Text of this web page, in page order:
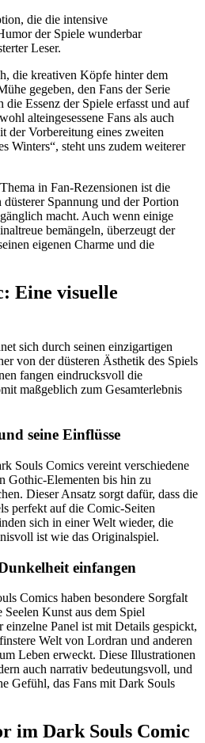
die die intensive
der Spiele wunderbar
Leser.
die kreativen Köpfe hinter dem
gegeben, den Fans der Serie
die Essenz der Spiele erfasst und auf
alteingesessene Fans als auch
der Vorbereitung eines zweiten
Winters“, steht uns zudem weiterer
in Fan-Rezensionen ist die
Spannung und der Portion
macht. Auch wenn einige
bemängeln, überzeugt der
eigenen Charme und die
Eine visuelle
sich durch seinen einzigartigen
von der düsteren Ästhetik des Spiels
fangen eindrucksvoll die
maßgeblich zum Gesamterlebnis
seine Einflüsse
Souls Comics vereint verschiedene
Gothic-Elementen bis hin zu
Dieser Ansatz sorgt dafür, dass die
perfekt auf die Comic-Seiten
sich in einer Welt wieder, die
ist wie das Originalspiel.
einfangen
Comics haben besondere Sorgfalt
Kunst aus dem Spiel
einzelne Panel ist mit Details gespickt,
Welt von Lordran und anderen
Leben erweckt. Diese Illustrationen
auch narrativ bedeutungsvoll, und
Gefühl, das Fans mit Dark Souls
im Dark Souls Comic